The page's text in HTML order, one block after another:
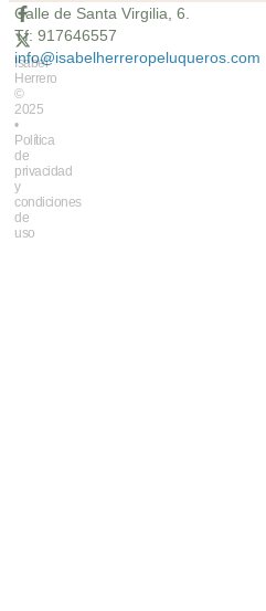
Calle de Santa Virgilia, 6.
Tf: 917646557
info@isabelherreropeluqueros.com
Isabel
Herrero
©
2025
•
Política
de
privacidad
y
condiciones
de
uso